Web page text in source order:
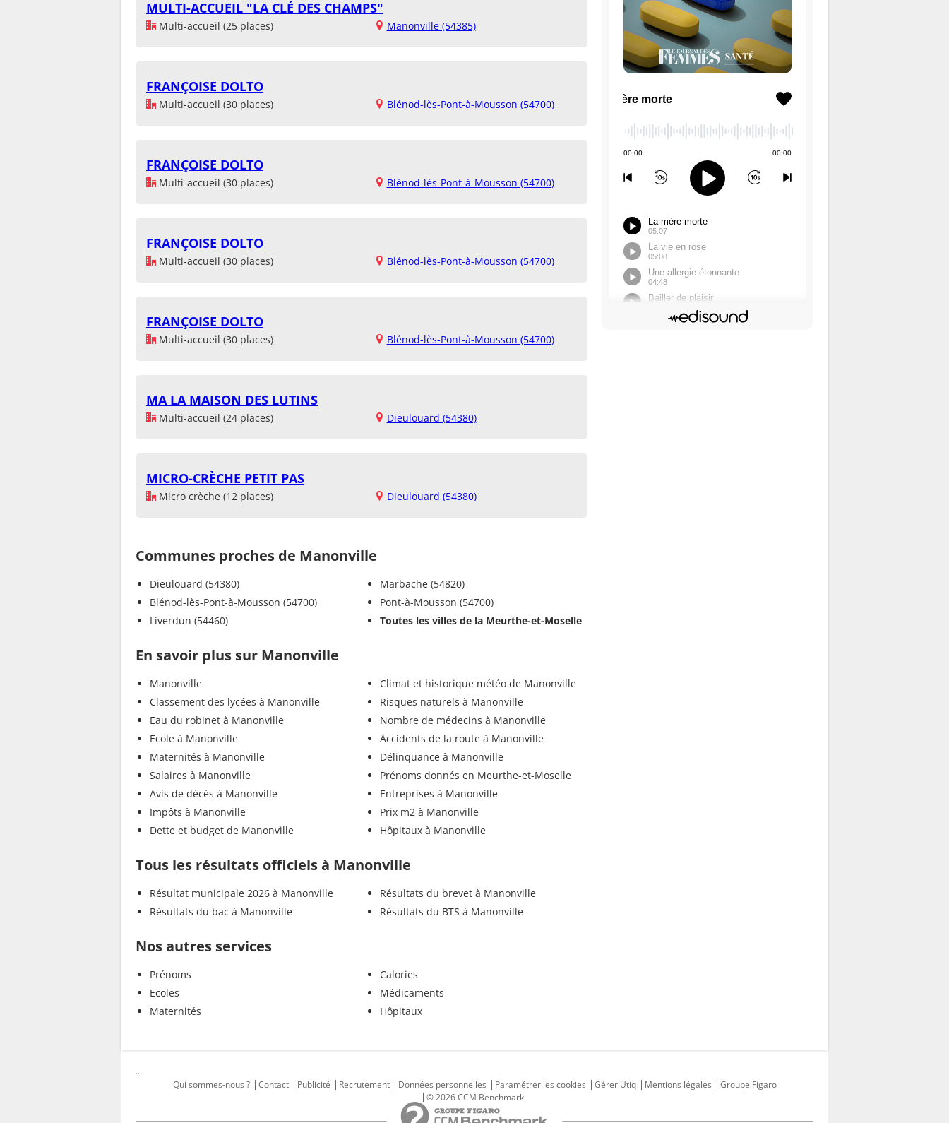
MULTI-ACCUEIL "LA CLÉ DES CHAMPS"
Multi-accueil (25 places) Manonville (54385)
FRANÇOISE DOLTO
Multi-accueil (30 places) Blénod-lès-Pont-à-Mousson (54700)
FRANÇOISE DOLTO
Multi-accueil (30 places) Blénod-lès-Pont-à-Mousson (54700)
FRANÇOISE DOLTO
Multi-accueil (30 places) Blénod-lès-Pont-à-Mousson (54700)
FRANÇOISE DOLTO
Multi-accueil (30 places) Blénod-lès-Pont-à-Mousson (54700)
MA LA MAISON DES LUTINS
Multi-accueil (24 places) Dieulouard (54380)
MICRO-CRÈCHE PETIT PAS
Micro crèche (12 places) Dieulouard (54380)
Communes proches de Manonville
Dieulouard (54380)
Blénod-lès-Pont-à-Mousson (54700)
Liverdun (54460)
Marbache (54820)
Pont-à-Mousson (54700)
Toutes les villes de la Meurthe-et-Moselle
En savoir plus sur Manonville
Manonville
Classement des lycées à Manonville
Eau du robinet à Manonville
Ecole à Manonville
Maternités à Manonville
Salaires à Manonville
Avis de décès à Manonville
Impôts à Manonville
Dette et budget de Manonville
Climat et historique météo de Manonville
Risques naturels à Manonville
Nombre de médecins à Manonville
Accidents de la route à Manonville
Délinquance à Manonville
Prénoms donnés en Meurthe-et-Moselle
Entreprises à Manonville
Prix m2 à Manonville
Hôpitaux à Manonville
Tous les résultats officiels à Manonville
Résultat municipale 2026 à Manonville
Résultats du bac à Manonville
Résultats du brevet à Manonville
Résultats du BTS à Manonville
Nos autres services
Prénoms
Ecoles
Maternités
Calories
Médicaments
Hôpitaux
...
Qui sommes-nous ?
Contact Publicité Recrutement Données personnelles Paramétrer les cookies Gérer Utiq Mentions légales
Groupe Figaro
© 2026 CCM Benchmark